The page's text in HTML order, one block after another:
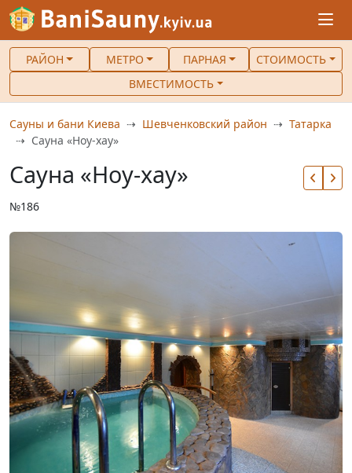
РАЙОН МЕТРО ПАРНАЯ
СТОИМОСТЬ
ВМЕСТИМОСТЬ
Сауны и бани Киева Шевченковский район
Татарка
Сауна «Ноу-хау»
Сауна «Ноу-хау»
№186